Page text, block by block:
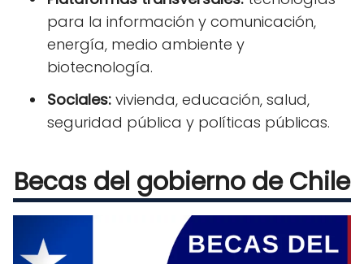
para la información y comunicación,
energía, medio ambiente y
biotecnología.
Sociales: vivienda, educación, salud,
seguridad pública y políticas públicas.
Becas del gobierno de Chile